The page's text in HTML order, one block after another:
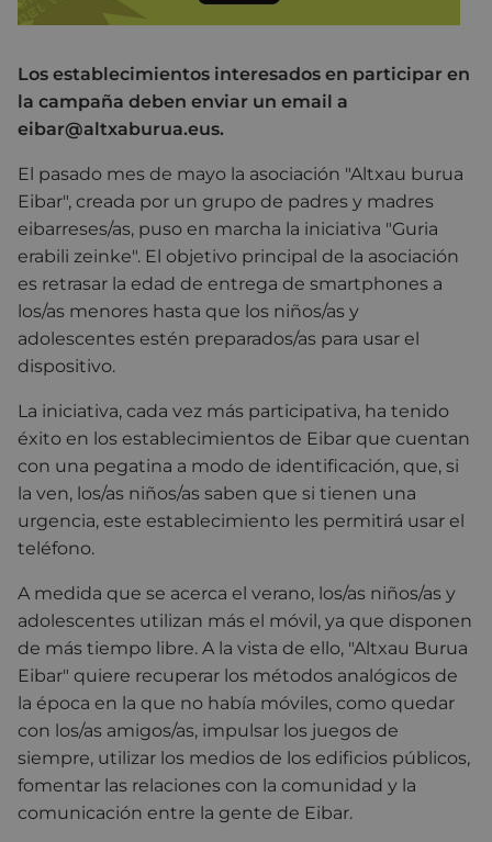
Los establecimientos interesados en participar en
la campaña deben enviar un email a
eibar@altxaburua.eus.
El pasado mes de mayo la asociación "Altxau burua
Eibar", creada por un grupo de padres y madres
eibarreses/as, puso en marcha la iniciativa "Guria
erabili zeinke". El objetivo principal de la asociación
es retrasar la edad de entrega de smartphones a
los/as menores hasta que los niños/as y
adolescentes estén preparados/as para usar el
dispositivo.
La iniciativa, cada vez más participativa, ha tenido
éxito en los establecimientos de Eibar que cuentan
con una pegatina a modo de identificación, que, si
la ven, los/as niños/as saben que si tienen una
urgencia, este establecimiento les permitirá usar el
teléfono.
A medida que se acerca el verano, los/as niños/as y
adolescentes utilizan más el móvil, ya que disponen
de más tiempo libre. A la vista de ello, "Altxau Burua
Eibar" quiere recuperar los métodos analógicos de
la época en la que no había móviles, como quedar
con los/as amigos/as, impulsar los juegos de
siempre, utilizar los medios de los edificios públicos,
fomentar las relaciones con la comunidad y la
comunicación entre la gente de Eibar.